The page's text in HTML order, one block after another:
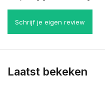
Schrijf je eigen review
Laatst bekeken